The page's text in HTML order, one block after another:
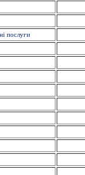
послуги